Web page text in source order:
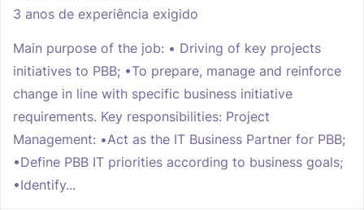
3 anos de experiência exigido
Main purpose of the job: • Driving of key projects
initiatives to PBB; •To prepare, manage and reinforce
change in line with specific business initiative
requirements. Key responsibilities: Project
Management: •Act as the IT Business Partner for PBB;
•Define PBB IT priorities according to business goals;
•Identify...